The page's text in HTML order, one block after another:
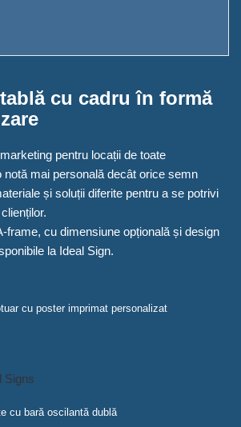
cu cadru în formă
pentru locații de toate
notă mai personală decât orice semn
și soluții diferite pentru a se potrivi
frame, cu dimensiune opțională și design
la Ideal Sign.
cu poster imprimat personalizat
cu bară oscilantă dublă